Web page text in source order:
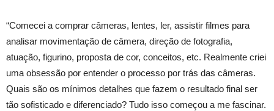
“Comecei a comprar câmeras, lentes, ler, assistir filmes para
analisar movimentação de câmera, direção de fotografia,
atuação, figurino, proposta de cor, conceitos, etc. Realmente criei
uma obsessão por entender o processo por trás das câmeras.
Quais são os mínimos detalhes que fazem o resultado final ser
tão sofisticado e diferenciado? Tudo isso começou a me fascinar.